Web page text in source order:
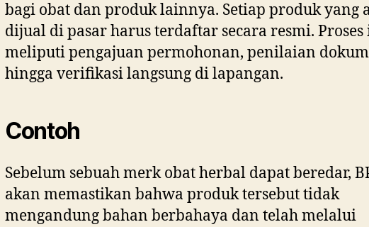
bagi obat dan produk lainnya. Setiap produk yang
dijual di pasar harus terdaftar secara resmi.
meliputi pengajuan permohonan, penilaian
hingga verifikasi langsung di lapangan.
Contoh
Sebelum sebuah merk obat herbal dapat beredar,
akan memastikan bahwa produk tersebut tidak
mengandung bahan berbahaya dan telah melalui